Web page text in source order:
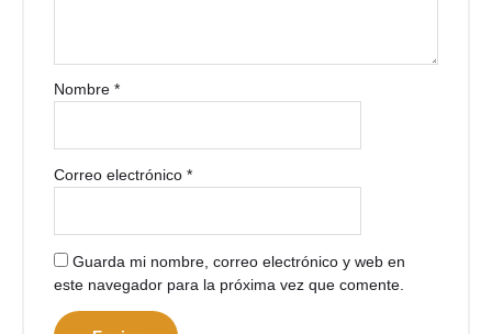
Nombre*
Correo electrónico*
Guarda mi nombre, correo electrónico y web en
este navegador para la próxima vez que comente.